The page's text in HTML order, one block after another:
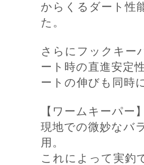
からくるダート性
た。
さらにフックキー
ート時の直進安定
ートの伸びも同時
【ワームキーパー
現地での微妙なバ
用。
これによって実釣